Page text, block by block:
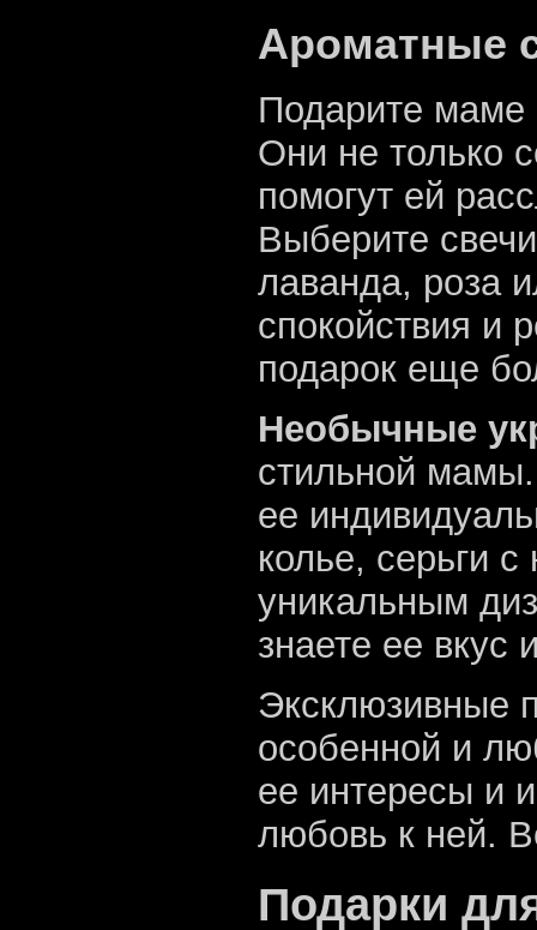
Ароматные
Подарите маме
Они не только
помогут ей
Выберите
лаванда, роза
спокойствия и
подарок еще
Необычные
стильной
ее
колье, серьги
уникальным
знаете ее вкус
Эксклюзивные
особенной и
ее интересы и
любовь к ней.
Подарки